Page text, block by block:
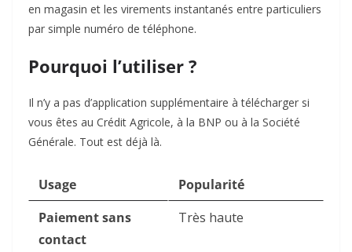
en magasin et les virements instantanés entre particuliers
par simple numéro de téléphone.
Pourquoi l’utiliser ?
Il n’y a pas d’application supplémentaire à télécharger si
vous êtes au Crédit Agricole, à la BNP ou à la Société
Générale. Tout est déjà là.
Usage
Popularité
Paiement sans
contact
Très haute